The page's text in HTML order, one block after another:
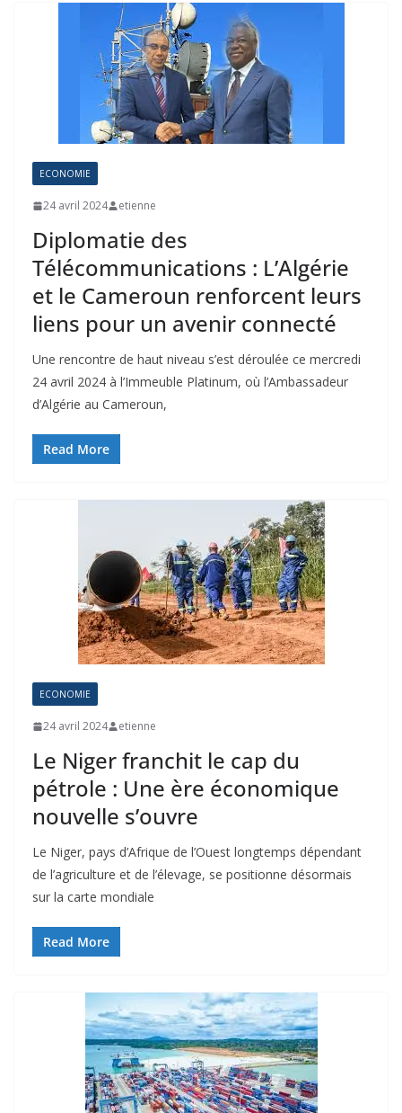
ECONOMIE
24 avril 2024 etienne
Diplomatie des
Télécommunications : L’Algérie
et le Cameroun renforcent leurs
liens pour un avenir connecté
Une rencontre de haut niveau s’est déroulée ce mercredi
24 avril 2024 à l’Immeuble Platinum, où l’Ambassadeur
d’Algérie au Cameroun,
Read More
ECONOMIE
24 avril 2024 etienne
Le Niger franchit le cap du
pétrole : Une ère économique
nouvelle s’ouvre
Le Niger, pays d’Afrique de l’Ouest longtemps dépendant
de l’agriculture et de l’élevage, se positionne désormais
sur la carte mondiale
Read More